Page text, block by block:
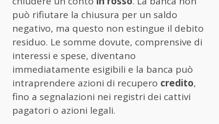
può rifiutare la chiusura per un saldo
negativo, ma questo non estingue il debito
residuo. Le somme dovute, comprensive di
interessi e spese, diventano
immediatamente esigibili e la banca può
intraprendere azioni di recupero credito,
fino a segnalazioni nei registri dei cattivi
pagatori o azioni legali.